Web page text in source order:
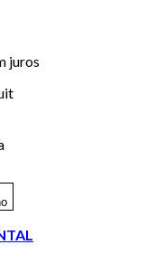
juros